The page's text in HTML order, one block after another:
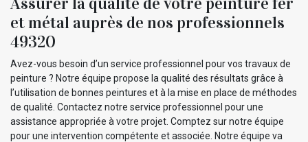
et métal auprès de nos professionnels
49320
Avez-vous besoin d’un service professionnel pour vos travaux de
peinture ? Notre équipe propose la qualité des résultats grâce à
l’utilisation de bonnes peintures et à la mise en place de méthodes
de qualité. Contactez notre service professionnel pour une
assistance appropriée à votre projet. Comptez sur notre équipe
pour une intervention compétente et associée. Notre équipe va